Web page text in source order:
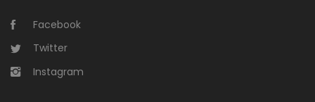
Facebook
Twitter
Instagram